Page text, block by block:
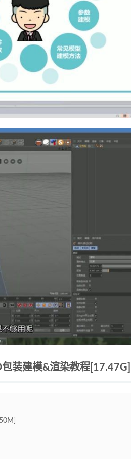
装建模&渲染教程[17.47G]